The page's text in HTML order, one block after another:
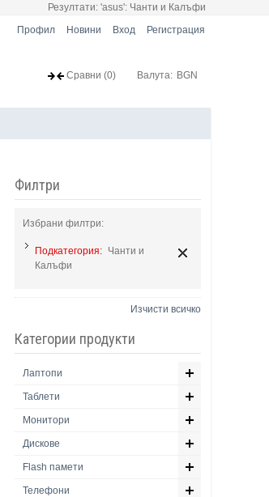
Резултати: 'asus': Чанти и Калъфи
Профил Новини Вход Регистрация
Валута: BGN
Сравни (0)
Филтри
Избрани филтри:
Подкатегория: Чанти и
Калъфи
Изчисти всичко
Категории продукти
Лаптопи
Таблети
Монитори
Дискове
Flash памети
Телефони